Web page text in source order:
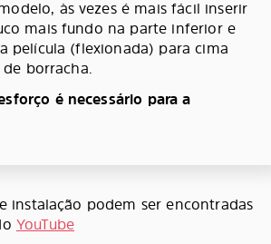
às vezes é mais fácil inserir
mais fundo na parte inferior e
película (flexionada) para cima
borracha.
é necessário para a
instalação podem ser encontradas
YouTube